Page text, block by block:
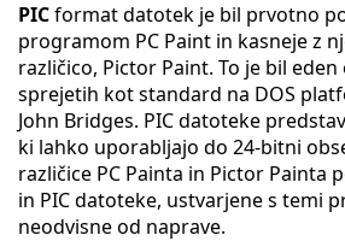
PICformat datotek je bil prvotno
programom PC Paint in kasneje z
različico, Pictor Paint. To je bil
sprejetih kot standard na DOS
John Bridges. PIC datoteke
ki lahko uporabljajo do 24-bitni
različice PC Painta in Pictor Painta
in PIC datoteke, ustvarjene s temi
neodvisne od naprave.